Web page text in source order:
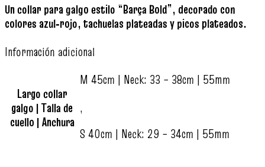
Un collar para galgo estilo “Barça Bold”, decorado con
colores azul‑rojo, tachuelas plateadas y picos plateados.
Información adicional
Largo collar
galgo | Talla de
cuello | Anchura
M 45cm | Neck: 33 – 38cm | 55mm
,
S 40cm | Neck: 29 – 34cm | 55mm